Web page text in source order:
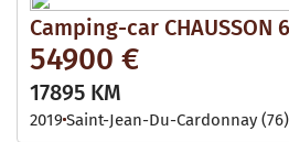
Camping-car CHAUSSON
54900 €
17895 KM
2019 Saint-Jean-Du-Cardonnay (76)